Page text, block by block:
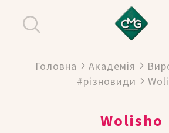
Головна Академія
#різновиди
Wolisho